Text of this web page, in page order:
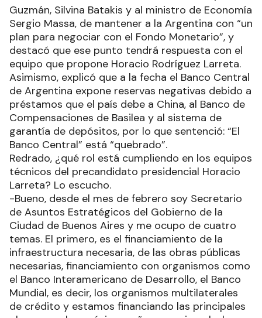
Guzmán, Silvina Batakis y al ministro de Economía
Sergio Massa, de mantener a la Argentina con “un
plan para negociar con el Fondo Monetario”, y
destacó que ese punto tendrá respuesta con el
equipo que propone Horacio Rodríguez Larreta.
Asimismo, explicó que a la fecha el Banco Central
de Argentina expone reservas negativas debido a
préstamos que el país debe a China, al Banco de
Compensaciones de Basilea y al sistema de
garantía de depósitos, por lo que sentenció: “El
Banco Central” está “quebrado”.
Redrado, ¿qué rol está cumpliendo en los equipos
técnicos del precandidato presidencial Horacio
Larreta? Lo escucho.
-Bueno, desde el mes de febrero soy Secretario
de Asuntos Estratégicos del Gobierno de la
Ciudad de Buenos Aires y me ocupo de cuatro
temas. El primero, es el financiamiento de la
infraestructura necesaria, de las obras públicas
necesarias, financiamiento con organismos como
el Banco Interamericano de Desarrollo, el Banco
Mundial, es decir, los organismos multilaterales
de crédito y estamos financiando las principales